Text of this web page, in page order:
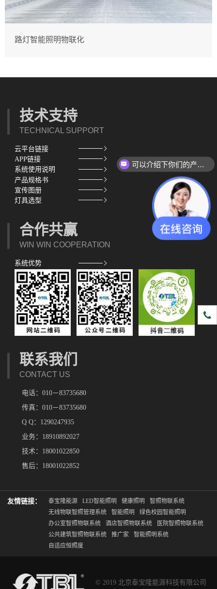
路灯智能照明物联化
技术支持
TECHNICAL SUPPORT
云平台链接
APP链接
系统使用说明
产品规格书
宣传图册
灯具选型
合作共赢
WIN WIN COOPERATION
系统优势
联系我们
CONTACT US
电话：010－83735680
传真：010－83735680
Q Q：1290247935
业务：18910892027
技术：18001022850
售后：18001022852
友情链接： 泰宝隆能源 LED智能照明 健康照明
智照物联系统
无线物联智照管理系统
智能照明
绿色校园智能照明
办公室智照物联系统
酒店智照物联系统
医院智照物联系统
公共建筑智照物联系统
推广家
智能照明系统
自适应恒照度
© 2019 北京泰宝隆能源科技有限公司